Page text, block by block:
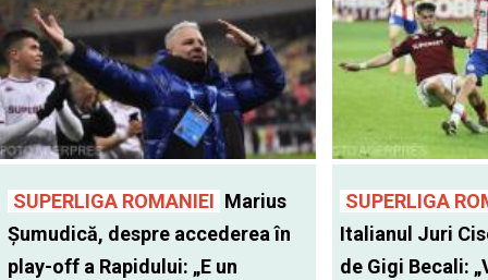
SUPERLIGA ROMANIEI Marius
Șumudică, despre accederea în
play-off a Rapidului: „E un
SUPERLIGA
Italianul Juri
de Gigi Becali: